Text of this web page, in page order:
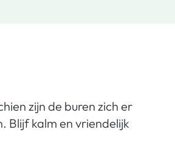
zijn de buren zich er
Blijf kalm en vriendelijk